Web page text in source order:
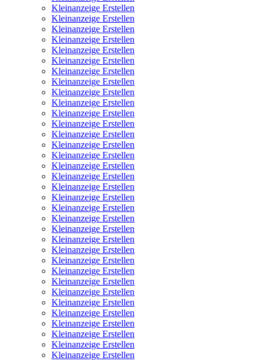
Kleinanzeige Erstellen
Kleinanzeige Erstellen
Kleinanzeige Erstellen
Kleinanzeige Erstellen
Kleinanzeige Erstellen
Kleinanzeige Erstellen
Kleinanzeige Erstellen
Kleinanzeige Erstellen
Kleinanzeige Erstellen
Kleinanzeige Erstellen
Kleinanzeige Erstellen
Kleinanzeige Erstellen
Kleinanzeige Erstellen
Kleinanzeige Erstellen
Kleinanzeige Erstellen
Kleinanzeige Erstellen
Kleinanzeige Erstellen
Kleinanzeige Erstellen
Kleinanzeige Erstellen
Kleinanzeige Erstellen
Kleinanzeige Erstellen
Kleinanzeige Erstellen
Kleinanzeige Erstellen
Kleinanzeige Erstellen
Kleinanzeige Erstellen
Kleinanzeige Erstellen
Kleinanzeige Erstellen
Kleinanzeige Erstellen
Kleinanzeige Erstellen
Kleinanzeige Erstellen
Kleinanzeige Erstellen
Kleinanzeige Erstellen
Kleinanzeige Erstellen
Kleinanzeige Erstellen